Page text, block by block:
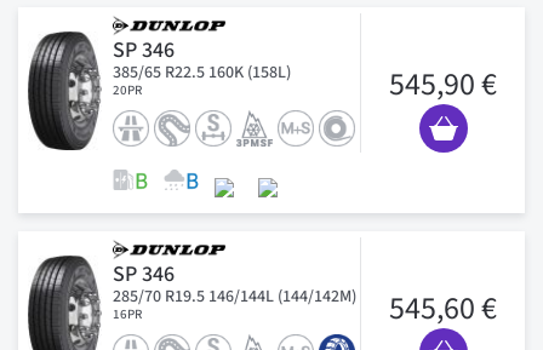
SP 346
385/65 R22.5 160K (158L)
20PR 545,90 €
SP 346
285/70 R19.5 146/144L (144/142M)
16PR 545,60 €